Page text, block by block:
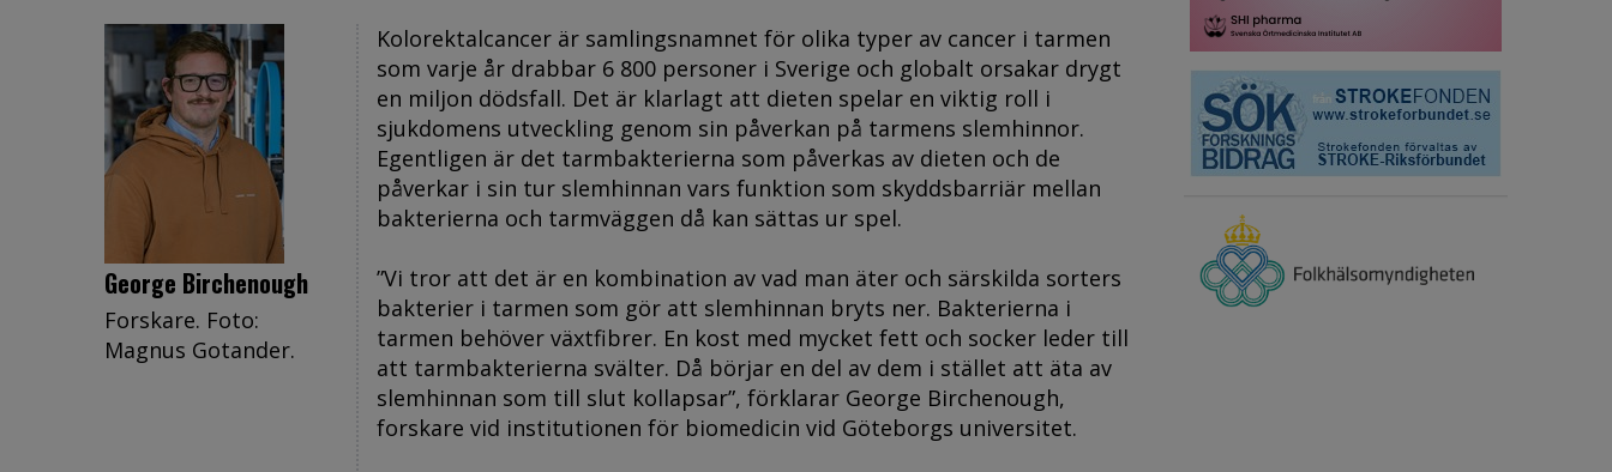
George Birchenough
Forskare. Foto:
Magnus Gotander.
Kolorektalcancer är samlingsnamnet för olika typer av cancer i tarmen
som varje år drabbar 6 800 personer i Sverige och globalt orsakar drygt
en miljon dödsfall. Det är klarlagt att dieten spelar en viktig roll i
sjukdomens utveckling genom sin påverkan på tarmens slemhinnor.
Egentligen är det tarmbakterierna som påverkas av dieten och de
påverkar i sin tur slemhinnan vars funktion som skyddsbarriär mellan
bakterierna och tarmväggen då kan sättas ur spel.
”Vi tror att det är en kombination av vad man äter och särskilda sorters
bakterier i tarmen som gör att slemhinnan bryts ner. Bakterierna i
tarmen behöver växtfibrer. En kost med mycket fett och socker leder till
att tarmbakterierna svälter. Då börjar en del av dem i stället att äta av
slemhinnan som till slut kollapsar”, förklarar George Birchenough,
forskare vid institutionen för biomedicin vid Göteborgs universitet.